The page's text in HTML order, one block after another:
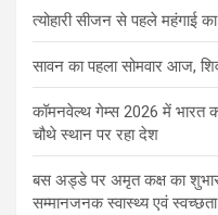
त्योहारी सीजन से पहले महंगाई
सावन का पहला सोमवार आज,
कॉमनवेल्थ गेम्स 2026 में भारत
चौथे स्थान पर रहा देश
बस अड्डे पर अमृत कक्ष का
सम्मानजनक स्वास्थ्य एवं स्वच्छता